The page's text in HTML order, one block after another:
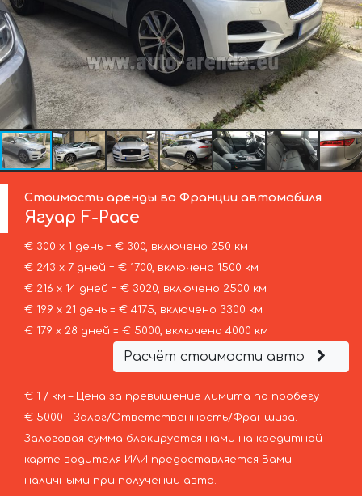
Стоимость аренды во Франции автомобиля
Ягуар F-Pace
€ 300 х 1 день = € 300, включено 250 км
€ 243 х 7 дней = € 1700, включено 1500 км
€ 216 х 14 дней = € 3020, включено 2500 км
€ 199 х 21 день = € 4175, включено 3300 км
€ 179 х 28 дней = € 5000, включено 4000 км
Расчёт стоимости авто
€ 1 / км – Цена за превышение лимита по пробегу
€ 5000 – Залог/Ответственность/Франшиза.
Залоговая сумма блокируется нами на кредитной
карте водителя ИЛИ предоставляется Вами
наличными при получении авто.